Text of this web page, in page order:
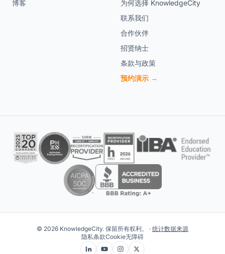
博客
为何选择 KnowledgeCity
联系我们
合作伙伴
招贤纳士
条款与政策
预约演示 →
© 2026 KnowledgeCity. 保留所有权利。 · 统计数据来源
隐私条款Cookie无障碍